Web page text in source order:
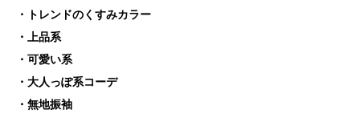
・トレンドのくすみカラー
・上品系
・可愛い系
・大人っぽ系コーデ
・無地振袖